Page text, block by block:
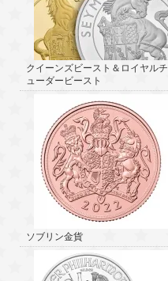
クイーンズビースト＆ロイヤルチ
ューダービースト
ソブリン金貨